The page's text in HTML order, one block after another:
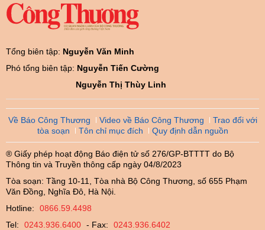
Tổng biên tập: Nguyễn Văn Minh
Phó tổng biên tập: Nguyễn Tiến Cường
Nguyễn Thị Thùy Linh
Về Báo Công Thương Video về Báo Công Thương
Trao đổi với
tòa soạn
Tôn chỉ mục đích Quy định dẫn nguồn
® Giấy phép hoạt động Báo điện tử số 276/GP-BTTTT do Bộ
Thông tin và Truyền thông cấp ngày 04/8/2023
Tòa soạn: Tầng 10-11, Tòa nhà Bộ Công Thương, số 655 Phạm
Văn Đồng, Nghĩa Đô, Hà Nội.
Hotline:
0866.59.4498
Tel:
0243.936.6400 - Fax: 0243.936.6402